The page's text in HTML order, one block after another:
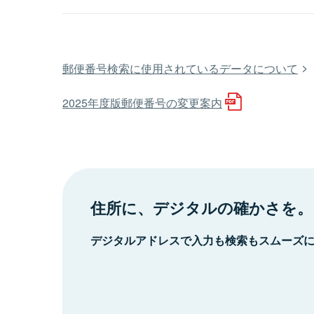
郵便番号検索に使用されているデータについて
2025年度版郵便番号の変更案内
住所に、デジタルの確かさを。
デジタルアドレスで入力も検索もスムーズ